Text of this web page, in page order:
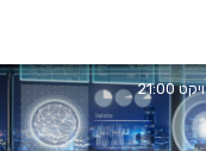
21:00